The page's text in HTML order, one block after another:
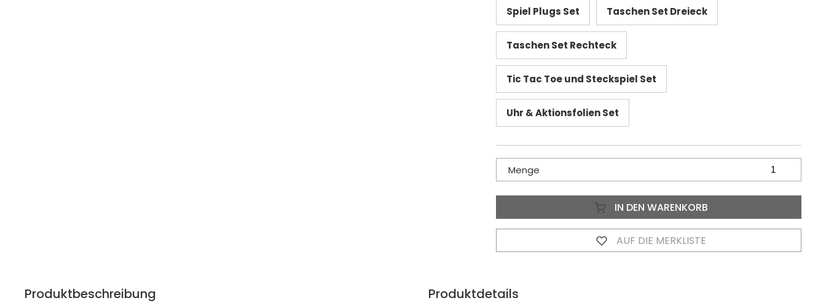
Spiel Plugs Set Taschen Set Dreieck
Taschen Set Rechteck
Tic Tac Toe und Steckspiel Set
Uhr & Aktionsfolien Set
Menge
IN DEN WARENKORB
AUF DIE MERKLISTE
Produktbeschreibung Produktdetails